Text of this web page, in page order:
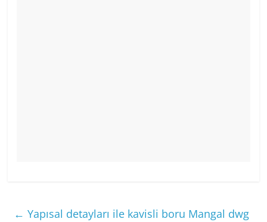
← Yapısal detayları ile kavisli boru Mangal dwg